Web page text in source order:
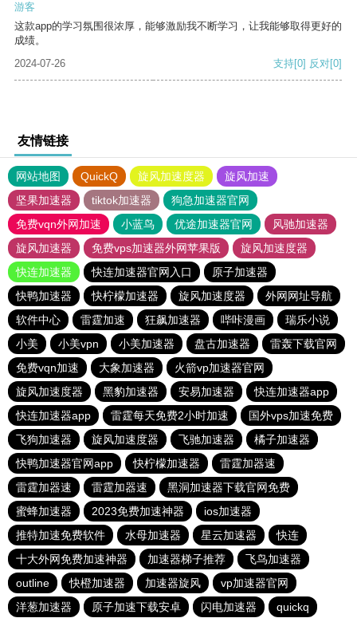
游客
这款app的学习氛围很浓厚，能够激励我不断学习，让我能够取得更好的
成绩。
2024-07-26
支持[0] 反对[0]
友情链接
网站地图 QuickQ 旋风加速度器
旋风加速
坚果加速器
tiktok加速器
狗急加速器官网
免费vqn外网加速
小蓝鸟 优途加速器官网
风驰加速器
旋风加速器
免费vps加速器外网苹果版
旋风加速度器
快连加速器
快连加速器官网入口
原子加速器
快鸭加速器
快柠檬加速器 旋风加速度器
外网网址导航
软件中心
雷霆加速 狂飙加速器 哔咔漫画
瑞乐小说
小美
小美vpn 小美加速器 盘古加速器
雷轰下载官网
免费vqn加速
大象加速器
火箭vp加速器官网
旋风加速度器
黑豹加速器 安易加速器
快连加速器app
快连加速器app
雷霆每天免费2小时加速
国外vps加速免费
飞狗加速器
旋风加速度器 飞驰加速器
橘子加速器
快鸭加速器官网app
快柠檬加速器
雷霆加器速
雷霆加器速
雷霆加器速
黑洞加速器下载官网免费
蜜蜂加速器
2023免费加速神器
ios加速器
推特加速免费软件
水母加速器 星云加速器
快连
十大外网免费加速神器
加速器梯子推荐
飞鸟加速器
outline
快橙加速器 加速器旋风
vp加速器官网
洋葱加速器
原子加速下载安卓 闪电加速器 quickq